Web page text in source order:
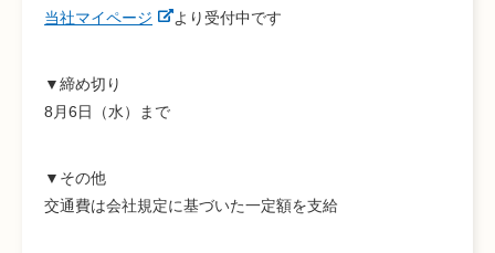
当社マイページ
より受付中です
▼締め切り
8月6日（水）まで
▼その他
交通費は会社規定に基づいた一定額を支給